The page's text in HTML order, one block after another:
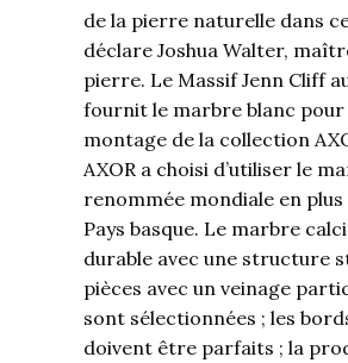
de la pierre naturelle dans
déclare Joshua Walter,
pierre. Le Massif Jenn Cliff
fournit le marbre blanc pour
montage de la collection
AXOR a choisi d’utiliser le
renommée mondiale en
Pays basque. Le marbre
durable avec une structure
pièces avec un veinage
sont sélectionnées ; les
doivent être parfaits ; la